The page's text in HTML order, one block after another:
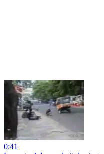
0:41